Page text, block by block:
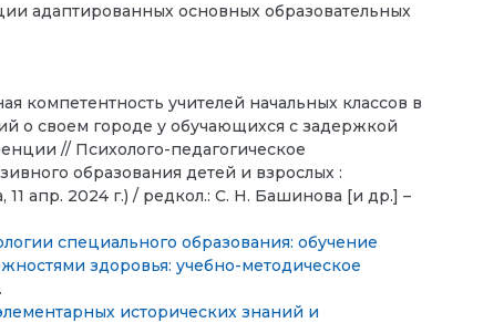
адаптированных основных образовательных
компетентность учителей начальных классов в
о своем городе у обучающихся с задержкой
// Психолого-педагогическое
образования детей и взрослых :
апр. 2024 г.) / редкол.: С. Н. Башинова [и др.] –
специального образования: обучение
здоровья: учебно-методическое
исторических знаний и